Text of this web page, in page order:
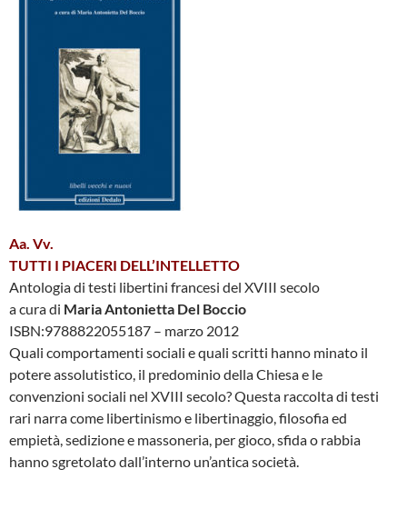
Aa. Vv.
TUTTI I PIACERI DELL’INTELLETTO
Antologia di testi libertini francesi del XVIII secolo
a cura di Maria Antonietta Del Boccio
ISBN:9788822055187 – marzo 2012
Quali comportamenti sociali e quali scritti hanno minato il
potere assolutistico, il predominio della Chiesa e le
convenzioni sociali nel XVIII secolo? Questa raccolta di testi
rari narra come libertinismo e libertinaggio, filosofia ed
empietà, sedizione e massoneria, per gioco, sfida o rabbia
hanno sgretolato dall’interno un’antica società.